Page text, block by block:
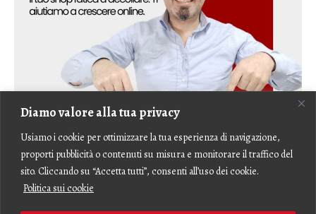
Diamo valore alla tua privacy
Usiamo i cookie per ottimizzare la tua esperienza di navigazione,
proporti pubblicità o contenuti su misura e monitorare il traffico del
sito. Cliccando su “Accetta tutti”, consenti all’uso dei cookie.
Politica sui cookie